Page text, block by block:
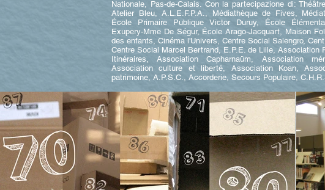
Nationale, Pas-de-Calais. Con la partecipazione di:
Atelier Bleu, A.L.E.F.P.A., Médiathèque de Fives,
École Primaire Publique Victor Duruy, École
Exupery-Mme De Ségur, École Arago-Jacquart, Maison
des enfants, Cinéma l'Univers, Centre Social Salengro,
Centre Social Marcel Bertrand, E.P.E. de Lille, Association
Itinéraires, Association Capharnaüm, Association
Association culture et liberté, Association Koan,
patrimoine, A.P.S.C., Accorderie, Secours Populaire,